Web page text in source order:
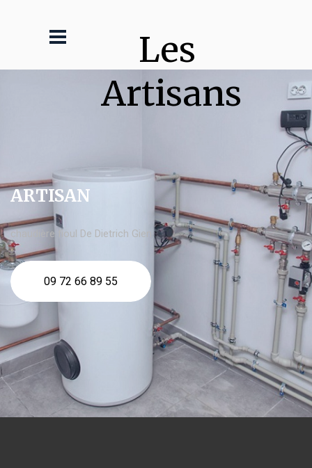
Les
Artisans
ARTISAN
chaudière fioul De Dietrich Gien
09 72 66 89 55